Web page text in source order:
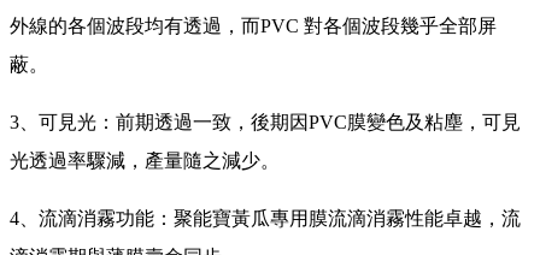
外線的各個波段均有透過，而PVC 對各個波段幾乎全部屏
蔽。
3、可見光：前期透過一致，後期因PVC膜變色及粘塵，可見
光透過率驟減，產量隨之減少。
4、流滴消霧功能：聚能寶黃瓜專用膜流滴消霧性能卓越，流